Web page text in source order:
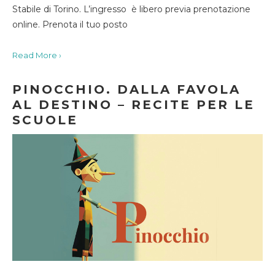
Stabile di Torino. L’ingresso è libero previa prenotazione
online. Prenota il tuo posto
Read More ›
PINOCCHIO. DALLA FAVOLA
AL DESTINO – RECITE PER LE
SCUOLE